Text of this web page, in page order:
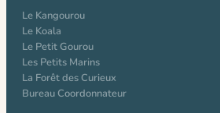
Le Kangourou
Le Koala
Le Petit Gourou
Les Petits Marins
La Forêt des Curieux
Bureau Coordonnateur